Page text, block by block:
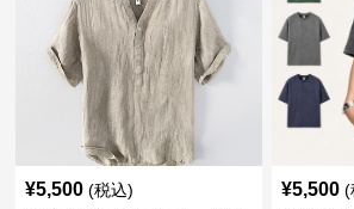
¥5,500 (税込) ¥5,500 (